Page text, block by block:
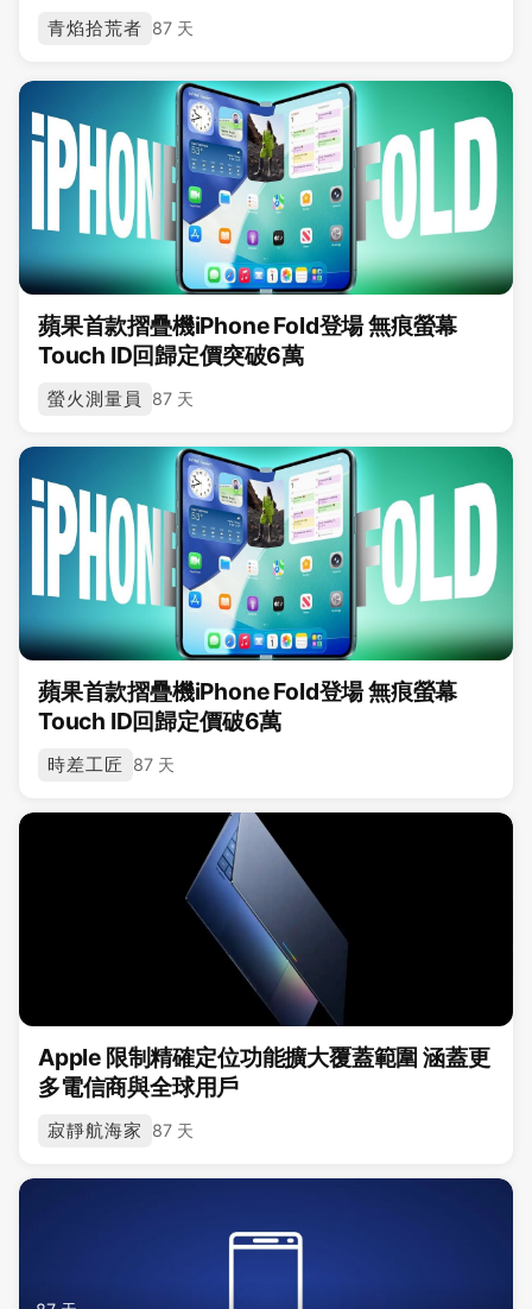
青焰拾荒者 87 天
蘋果首款摺疊機iPhone Fold登場 無痕螢幕
Touch ID回歸定價突破6萬
螢火測量員 87 天
蘋果首款摺疊機iPhone Fold登場 無痕螢幕
Touch ID回歸定價破6萬
時差工匠 87 天
Apple 限制精確定位功能擴大覆蓋範圍 涵蓋更
多電信商與全球用戶
寂靜航海家 87 天